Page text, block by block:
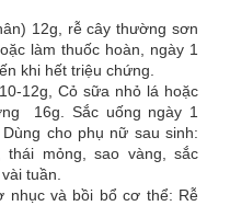
12g, rễ cây thường sơn
làm thuốc hoàn, ngày 1
khi hết triệu chứng.
12g, Cỏ sữa nhỏ lá hoặc
16g. Sắc uống ngày 1
cho phụ nữ sau sinh:
mỏng, sao vàng, sắc
tuần.
nhục và bồi bổ cơ thể: Rễ